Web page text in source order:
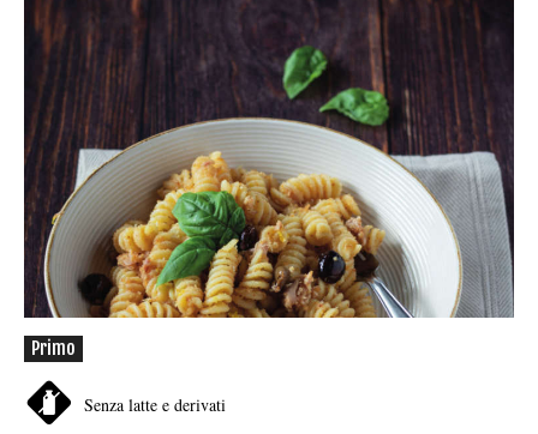
Primo
Senza latte e derivati